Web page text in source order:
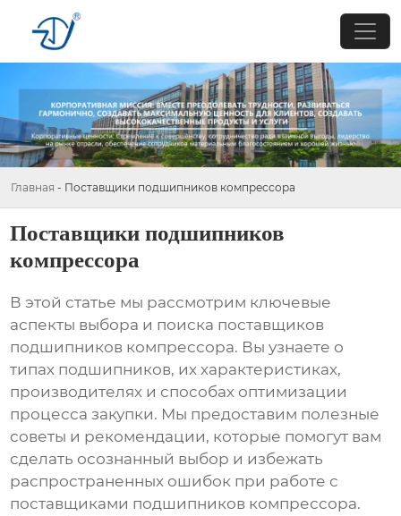
Главная - Поставщики подшипников компрессора
Поставщики подшипников
компрессора
В этой статье мы рассмотрим ключевые
аспекты выбора и поиска поставщиков
подшипников компрессора. Вы узнаете о
типах подшипников, их характеристиках,
производителях и способах оптимизации
процесса закупки. Мы предоставим полезные
советы и рекомендации, которые помогут вам
сделать осознанный выбор и избежать
распространенных ошибок при работе с
поставщиками подшипников компрессора.